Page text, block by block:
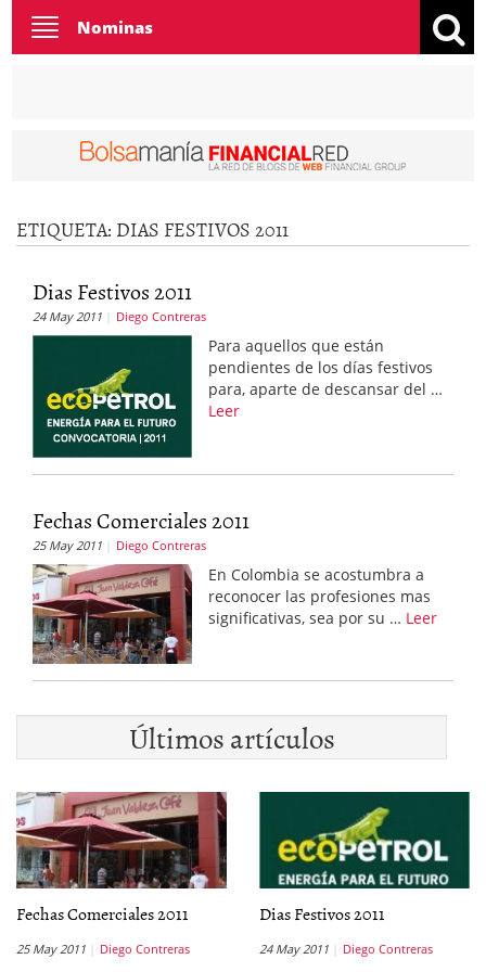
Toggle
navigation
Nominas
ETIQUETA: DIAS FESTIVOS 2011
Dias Festivos 2011
24 May 2011 Diego Contreras
Para aquellos que están
pendientes de los días festivos
para, aparte de descansar del …
Leer
Fechas Comerciales 2011
25 May 2011 Diego Contreras
En Colombia se acostumbra a
reconocer las profesiones mas
significativas, sea por su … Leer
Últimos artículos
Fechas Comerciales 2011
25 May 2011 Diego Contreras
Dias Festivos 2011
24 May 2011 Diego Contreras